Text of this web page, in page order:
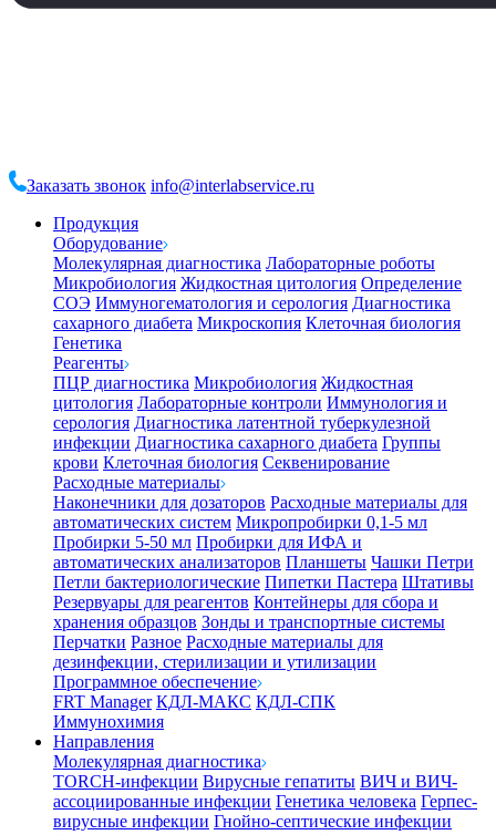
Заказать звонок info@interlabservice.ru
Продукция
Оборудование
Молекулярная диагностика Лабораторные роботы
Микробиология Жидкостная цитология Определение
СОЭ Иммуногематология и серология Диагностика
сахарного диабета Микроскопия Клеточная биология
Генетика
Реагенты
ПЦР диагностика Микробиология Жидкостная
цитология Лабораторные контроли Иммунология и
серология Диагностика латентной туберкулезной
инфекции Диагностика сахарного диабета Группы
крови Клеточная биология Секвенирование
Расходные материалы
Наконечники для дозаторов Расходные материалы для
автоматических систем Микропробирки 0,1-5 мл
Пробирки 5-50 мл Пробирки для ИФА и
автоматических анализаторов Планшеты Чашки Петри
Петли бактериологические Пипетки Пастера Штативы
Резервуары для реагентов Контейнеры для сбора и
хранения образцов Зонды и транспортные системы
Перчатки Разное Расходные материалы для
дезинфекции, стерилизации и утилизации
Программное обеспечение
FRT Manager КДЛ-МАКС КДЛ-СПК
Иммунохимия
Направления
Молекулярная диагностика
TORCH-инфекции Вирусные гепатиты ВИЧ и ВИЧ-
ассоциированные инфекции Генетика человека Герпес-
вирусные инфекции Гнойно-септические инфекции